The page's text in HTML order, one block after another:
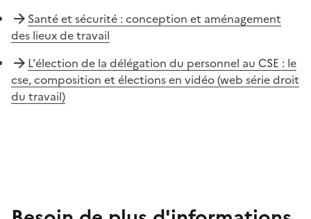
Santé et sécurité : conception et aménagement
des lieux de travail
L'élection de la délégation du personnel au CSE : le
cse, composition et élections en vidéo (web série droit
du travail)